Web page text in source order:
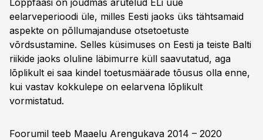
Lõppfaasi on jõudmas arutelud ELi uue
eelarveperioodi üle, milles Eesti jaoks üks tähtsamaid
aspekte on põllumajanduse otsetoetuste
võrdsustamine. Selles küsimuses on Eesti ja teiste Balti
riikide jaoks oluline läbimurre küll saavutatud, aga
lõplikult ei saa kindel toetusmäärade tõusus olla enne,
kui vastav kokkulepe on eelarvena lõplikult
vormistatud.
Foorumil teeb Maaelu Arengukava 2014 – 2020